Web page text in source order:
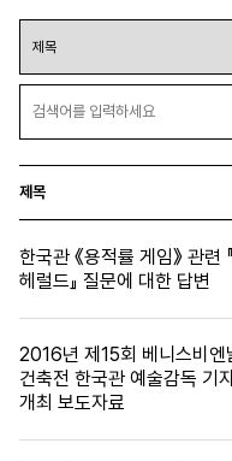
제목
한국관 《용적률 게임》 관련
헤럴드』 질문에 대한 답변
2016년 제15회 베니스비엔
건축전 한국관 예술감독 기
개최 보도자료